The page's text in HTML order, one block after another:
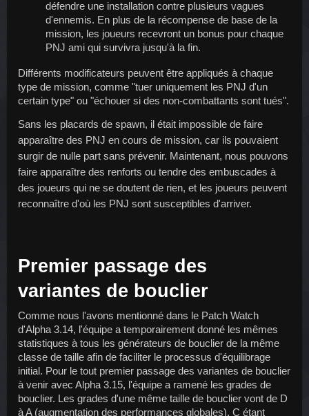
défendre une installation contre plusieurs vagues
d'ennemis. En plus de la récompense de base de la
mission, les joueurs recevront un bonus pour chaque
PNJ ami qui survivra jusqu'à la fin.
Différents modificateurs peuvent être appliqués à chaque
type de mission, comme "tuer uniquement les PNJ d'un
certain type" ou "échouer si des non-combattants sont tués".
Sans les placards de spawn, il était impossible de faire
apparaître des PNJ en cours de mission, car ils pouvaient
surgir de nulle part sans prévenir. Maintenant, nous pouvons
faire apparaître des renforts ou tendre des embuscades à
des joueurs qui ne se doutent de rien, et les joueurs peuvent
reconnaître d'où les PNJ sont susceptibles d'arriver.
Premier passage des
variantes de bouclier
Comme nous l'avons mentionné dans le Patch Watch
d'Alpha 3.14, l'équipe a temporairement donné les mêmes
statistiques à tous les générateurs de bouclier de la même
classe de taille afin de faciliter le processus d'équilibrage
initial. Pour le tout premier passage des variantes de bouclier
à venir avec Alpha 3.15, l'équipe a ramené les grades de
bouclier. Les grades d'une même taille de bouclier vont de D
à A (augmentation des performances globales), C étant